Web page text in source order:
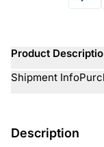
Product
Shipment Info
Description